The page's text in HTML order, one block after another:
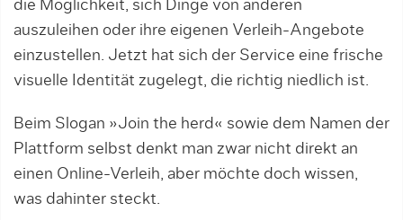
die Möglichkeit, sich Dinge von anderen
auszuleihen oder ihre eigenen Verleih-Angebote
einzustellen. Jetzt hat sich der Service eine frische
visuelle Identität zugelegt, die richtig niedlich ist.
Beim Slogan »Join the herd« sowie dem Namen der
Plattform selbst denkt man zwar nicht direkt an
einen Online-Verleih, aber möchte doch wissen,
was dahinter steckt.